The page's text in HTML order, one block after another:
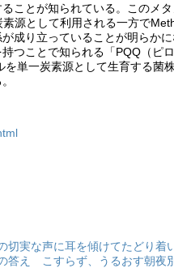
ことが知られている。このメ
源として利用される一方で
成り立っていることが明らか
つことで知られる「PQQ（ピ
単一炭素源として生育する菌
切実な声に耳を傾けてたどり着
答え こすらず、うるおす朝夜